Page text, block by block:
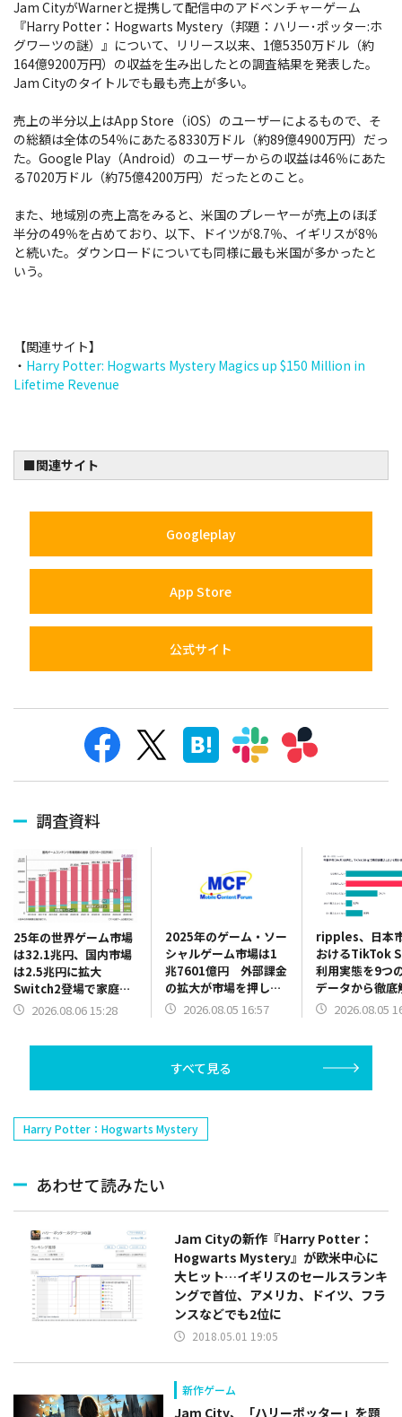
Jam CityがWarnerと提携して配信中のアドベンチャーゲーム
『Harry Potter：Hogwarts Mystery（邦題：ハリー･ポッター:ホ
グワーツの謎）』について、リリース以来、1億5350万ドル（約
164億9200万円）の収益を生み出したとの調査結果を発表した。
Jam Cityのタイトルでも最も売上が多い。
売上の半分以上はApp Store（iOS）のユーザーによるもので、そ
の総額は全体の54％にあたる8330万ドル（約89億4900万円）だっ
た。Google Play（Android）のユーザーからの収益は46％にあた
る7020万ドル（約75億4200万円）だったとのこと。
また、地域別の売上高をみると、米国のプレーヤーが売上のほぼ
半分の49％を占めており、以下、ドイツが8.7％、イギリスが8％
と続いた。ダウンロードについても同様に最も米国が多かったと
いう。
【関連サイト】
・ Harry Potter: Hogwarts Mystery Magics up $150 Million in
Lifetime Revenue
■関連サイト
Googleplay
App Store
公式サイト
調査資料
25年の世界ゲーム市場
は32.1兆円、国内市場
は2.5兆円に拡大
Switch2登場で家庭用
ゲーム市場が活性化
2026.08.06 15:28
2025年のゲーム・ソー
シャルゲーム市場は1
兆7601億円 外部課金
の拡大が市場を押し上
げ モバイル・コンテ
2026.08.05 16:57
ripples、日本
おけるTikTok
利用実態を9つ
データから徹
継続意向72%
2026.08.05
すべて見る
Harry Potter：Hogwarts Mystery
あわせて読みたい
Jam Cityの新作『Harry Potter：
Hogwarts Mystery』が欧米中心に
大ヒット…イギリスのセールスランキ
ングで首位、アメリカ、ドイツ、フラ
ンスなどでも2位に
2018.05.01 19:05
新作ゲーム
Jam City、「ハリーポッター」を題